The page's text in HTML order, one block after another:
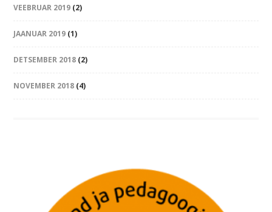
VEEBRUAR 2019 (2)
JAANUAR 2019 (1)
DETSEMBER 2018 (2)
NOVEMBER 2018 (4)